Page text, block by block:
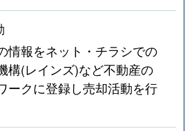
情報をネット・チラシでの
構(レインズ)など不動産の
ークに登録し売却活動を行